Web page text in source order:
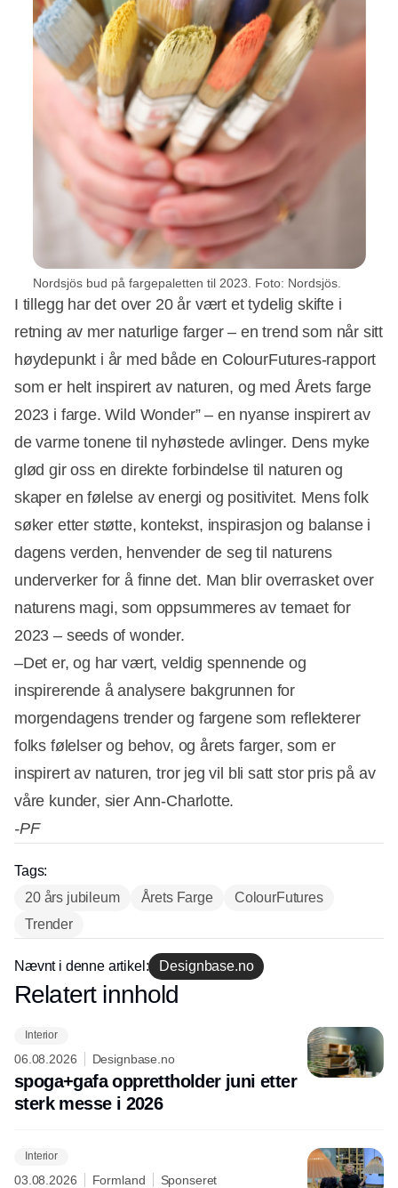
Nordsjös bud på fargepaletten til 2023. Foto: Nordsjös.
I tillegg har det over 20 år vært et tydelig skifte i
retning av mer naturlige farger – en trend som når sitt
høydepunkt i år med både en ColourFutures-rapport
som er helt inspirert av naturen, og med Årets farge
2023 i farge. Wild Wonder” – en nyanse inspirert av
de varme tonene til nyhøstede avlinger. Dens myke
glød gir oss en direkte forbindelse til naturen og
skaper en følelse av energi og positivitet. Mens folk
søker etter støtte, kontekst, inspirasjon og balanse i
dagens verden, henvender de seg til naturens
underverker for å finne det. Man blir overrasket over
naturens magi, som oppsummeres av temaet for
2023 – seeds of wonder.
–Det er, og har vært, veldig spennende og
inspirerende å analysere bakgrunnen for
morgendagens trender og fargene som reflekterer
folks følelser og behov, og årets farger, som er
inspirert av naturen, tror jeg vil bli satt stor pris på av
våre kunder, sier Ann-Charlotte.
-PF
Tags:
20 års jubileum
Årets Farge
ColourFutures
Trender
Nævnt i denne artikel: Designbase.no
Annonce
Relatert innhold
Interior
06.08.2026 Designbase.no
spoga+gafa opprettholder juni etter
sterk messe i 2026
Interior
03.08.2026 Formland Sponseret